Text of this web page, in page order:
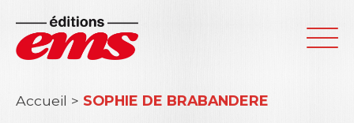
Accueil > SOPHIE DE BRABANDERE